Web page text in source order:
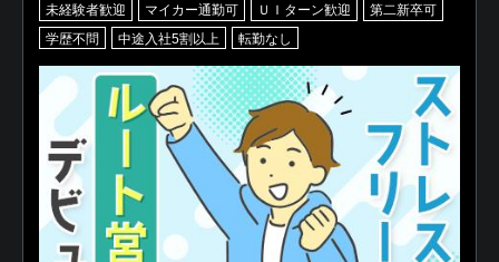
未経験者歓迎 マイカー通勤可 ＵＩターン歓迎
第二新卒可
学歴不問
中途入社5割以上 転勤なし